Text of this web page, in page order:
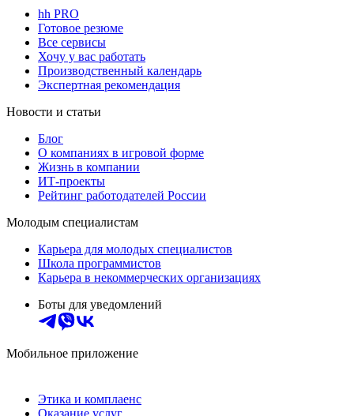
hh PRO
Готовое резюме
Все сервисы
Хочу у вас работать
Производственный календарь
Экспертная рекомендация
Новости и статьи
Блог
О компаниях в игровой форме
Жизнь в компании
ИТ-проекты
Рейтинг работодателей России
Молодым специалистам
Карьера для молодых специалистов
Школа программистов
Карьера в некоммерческих организациях
Боты для уведомлений
Мобильное приложение
Этика и комплаенс